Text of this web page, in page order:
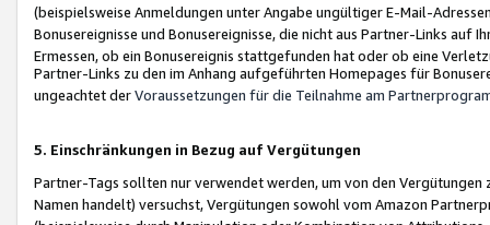
(beispielsweise Anmeldungen unter Angabe ungültiger E-Mail-
Bonusereignisse und Bonusereignisse, die nicht aus Partner-Links auf
Ermessen, ob ein Bonusereignis stattgefunden hat oder ob eine
Partner-Links zu den im Anhang aufgeführten Homepages für
ungeachtet derVoraussetzungen für die Teilnahme am
5. Einschränkungen in Bezug auf Vergütungen
Partner-Tags sollten nur verwendet werden, um von den
Namen handelt) versuchst, Vergütungen sowohl vom Amazon